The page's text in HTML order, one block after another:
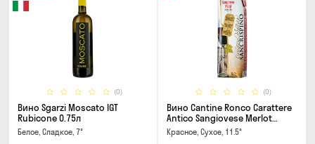
(0)
Вино Sgarzi Moscato IGT
Rubicone 0.75л
Белое, Сладкое, 7°
(0)
Вино Cantine Ronco Carattere
Antico Sangiovese Merlot
Rubicone IGT 1л
Красное, Сухое, 11.5°